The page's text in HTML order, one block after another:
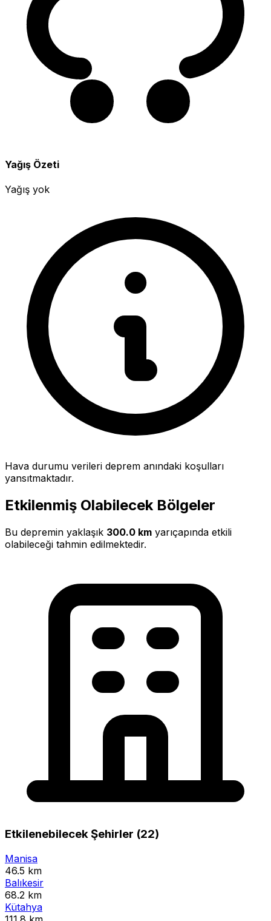
Yağış Özeti
Yağış yok
Hava durumu verileri deprem anındaki koşulları
yansıtmaktadır.
Etkilenmiş Olabilecek Bölgeler
Bu depremin yaklaşık 300.0 km yarıçapında etkili
olabileceği tahmin edilmektedir.
Etkilenebilecek Şehirler (22)
Manisa
46.5 km
Balıkesir
68.2 km
Kütahya